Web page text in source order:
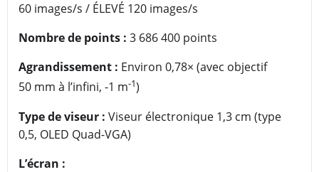
60 images/s / ÉLEVÉ 120 images/s
Nombre de points : 3 686 400 points
Agrandissement : Environ 0,78× (avec objectif
50 mm à l’infini, -1 m-1)
Type de viseur : Viseur électronique 1,3 cm (type
0,5, OLED Quad-VGA)
L’écran :